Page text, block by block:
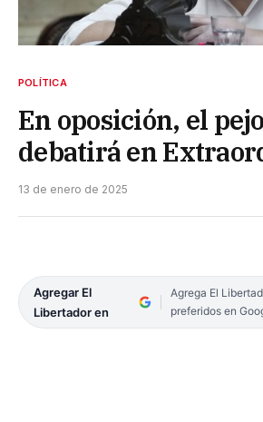
POLÍTICA
En oposición, el
debatirá en
13 de enero de 2025
Agregar El
Libertador en
Agrega El
preferidos en